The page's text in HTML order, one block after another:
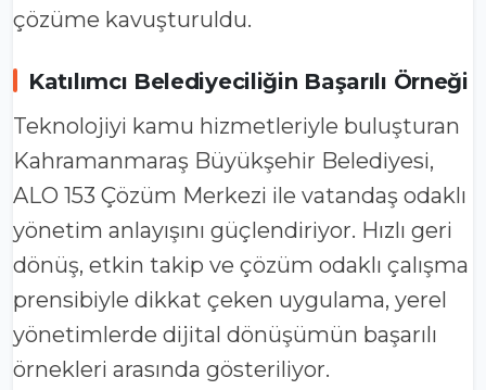
çözüme kavuşturuldu.
Katılımcı Belediyeciliğin Başarılı Örneği
Teknolojiyi kamu hizmetleriyle buluşturan
Kahramanmaraş Büyükşehir Belediyesi,
ALO 153 Çözüm Merkezi ile vatandaş odaklı
yönetim anlayışını güçlendiriyor. Hızlı geri
dönüş, etkin takip ve çözüm odaklı çalışma
prensibiyle dikkat çeken uygulama, yerel
yönetimlerde dijital dönüşümün başarılı
örnekleri arasında gösteriliyor.